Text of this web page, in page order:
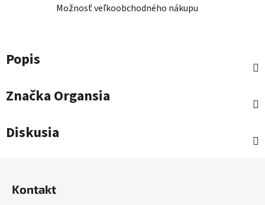
Možnosť veľkoobchodného nákupu
Popis
Značka Organsia
Diskusia
Kontakt